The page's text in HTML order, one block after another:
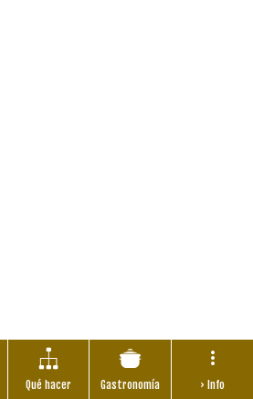
Qué hacer Gastronomía › Info